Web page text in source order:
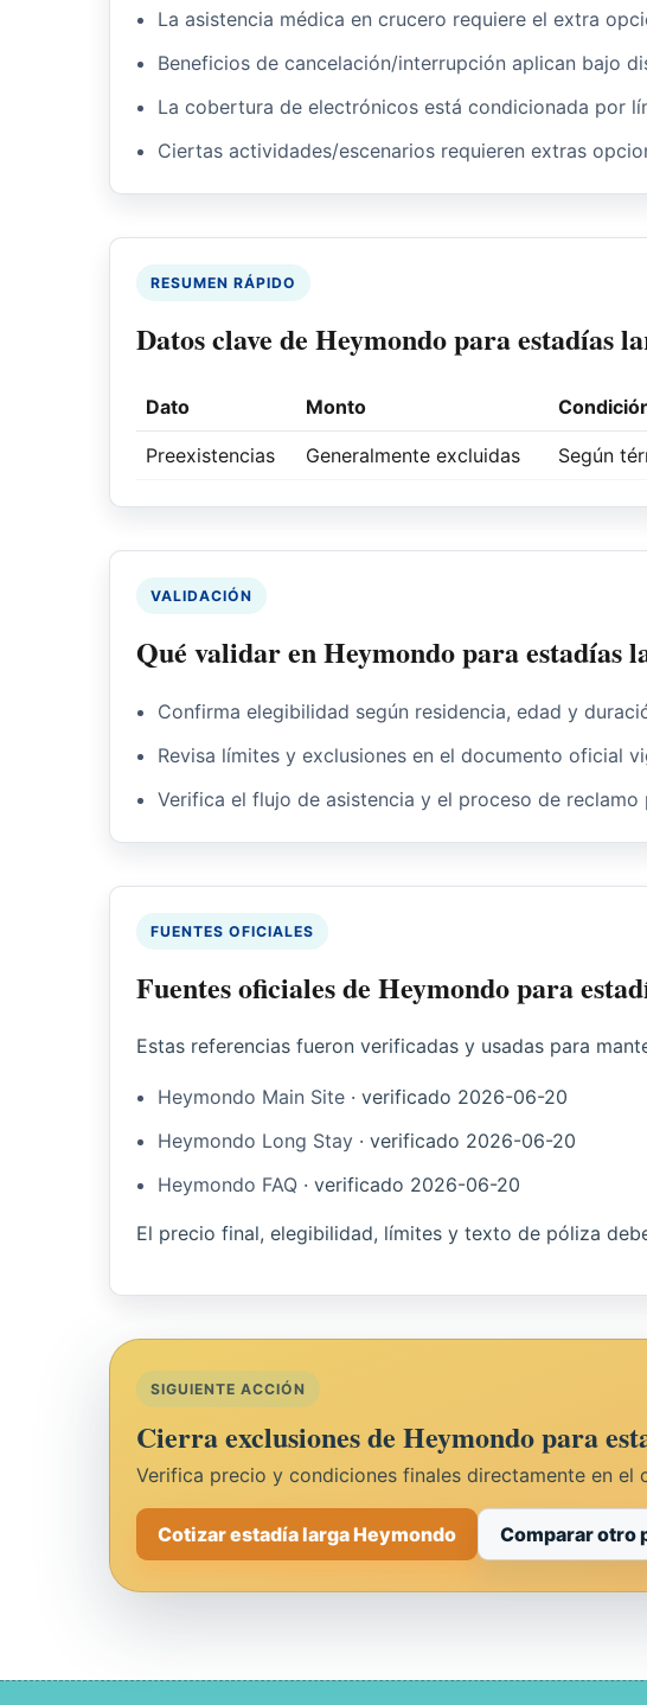
La asistencia médica en crucero requiere el extra
Beneficios de cancelación/interrupción aplican bajo
La cobertura de electrónicos está condicionada por
Ciertas actividades/escenarios requieren extras
RESUMEN RÁPIDO
Datos clave de Heymondo para estadías
Dato Monto
Preexistencias Generalmente excluidas Según
VALIDACIÓN
Qué validar en Heymondo para estadías
Confirma elegibilidad según residencia, edad y
Revisa límites y exclusiones en el documento oficial
Verifica el flujo de asistencia y el proceso de
FUENTES OFICIALES
Fuentes oficiales de Heymondo para
Estas referencias fueron verificadas y usadas para
Heymondo Main Site · verificado 2026-06-20
Heymondo Long Stay · verificado 2026-06-20
Heymondo FAQ · verificado 2026-06-20
El precio final, elegibilidad, límites y texto de póliza
SIGUIENTE ACCIÓN
Cierra exclusiones de Heymondo para
Verifica precio y condiciones finales directamente en el
Cotizar estadía larga Heymondo Comparar otro